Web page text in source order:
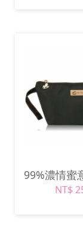
99%濃情蜜
NT$